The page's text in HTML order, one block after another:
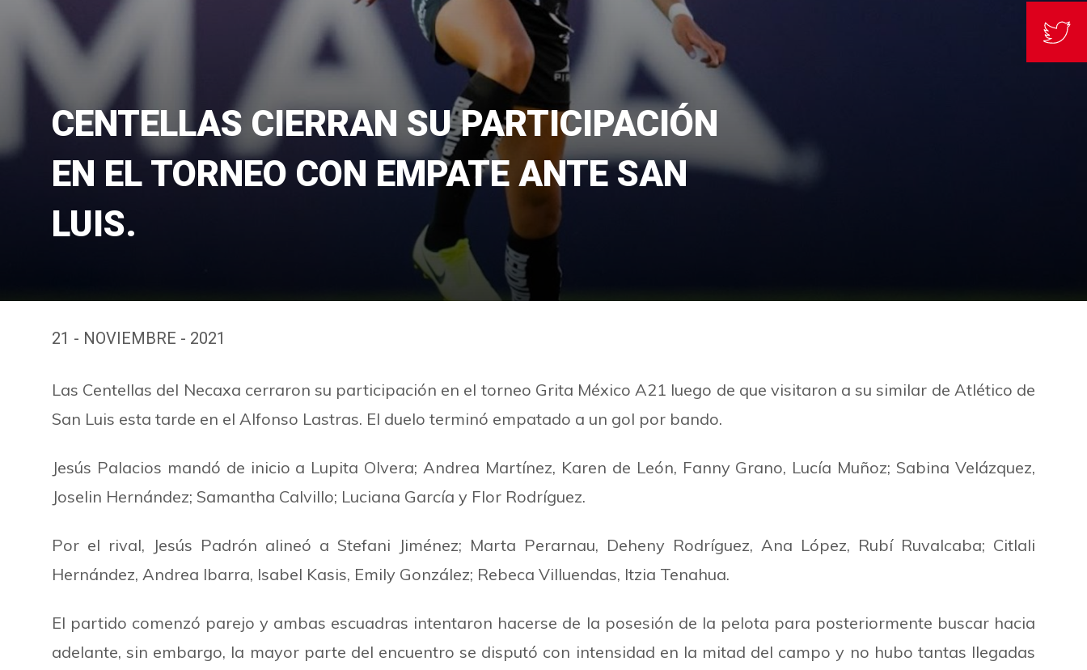
CENTELLAS CIERRAN SU PARTICIPACIÓN
EN EL TORNEO CON EMPATE ANTE SAN
LUIS.
21 - NOVIEMBRE - 2021
Las Centellas del Necaxa cerraron su participación en el torneo Grita México A21 luego de que visitaron a su similar de Atlético de
San Luis esta tarde en el Alfonso Lastras. El duelo terminó empatado a un gol por bando.
Jesús Palacios mandó de inicio a Lupita Olvera; Andrea Martínez, Karen de León, Fanny Grano, Lucía Muñoz; Sabina Velázquez,
Joselin Hernández; Samantha Calvillo; Luciana García y Flor Rodríguez.
Por el rival, Jesús Padrón alineó a Stefani Jiménez; Marta Perarnau, Deheny Rodríguez, Ana López, Rubí Ruvalcaba; Citlali
Hernández, Andrea Ibarra, Isabel Kasis, Emily González; Rebeca Villuendas, Itzia Tenahua.
El partido comenzó parejo y ambas escuadras intentaron hacerse de la posesión de la pelota para posteriormente buscar hacia
adelante, sin embargo, la mayor parte del encuentro se disputó con intensidad en la mitad del campo y no hubo tantas llegadas